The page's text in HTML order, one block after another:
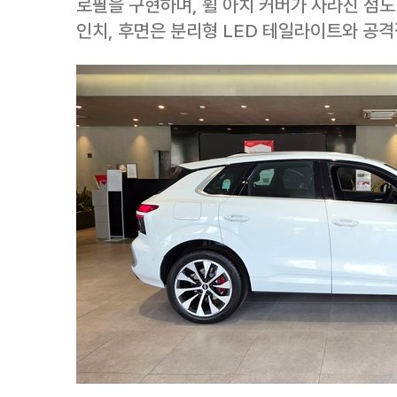
로필을 구현하며, 휠 아치 커버가 사라진 점
인치, 후면은 분리형 LED 테일라이트와 공